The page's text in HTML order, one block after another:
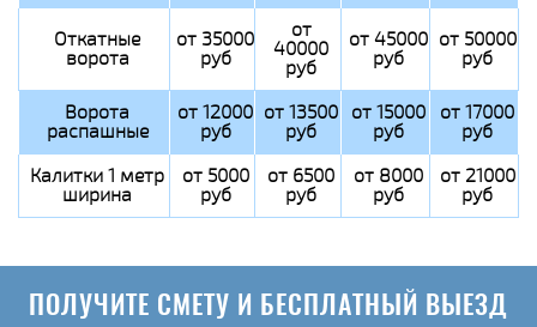
Откатные
ворота
от 35000
руб
от
40000
руб
от 45000
руб
от 50000
руб
Ворота
распашные
от 12000
руб
от 13500
руб
от 15000
руб
от 17000
руб
Калитки 1 метр
ширина
от 5000
руб
от 6500
руб
от 8000
руб
от 21000
руб
ПОЛУЧИТЕ СМЕТУ И БЕСПЛАТНЫЙ ВЫЕЗД